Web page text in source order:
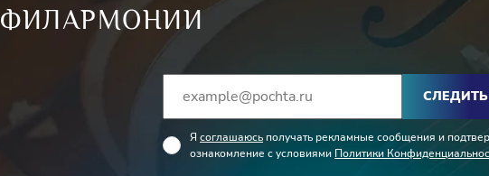
ФИЛАРМОНИИ
Я соглашаюсь получать рекламные сообщения и
ознакомление с условиями Политики